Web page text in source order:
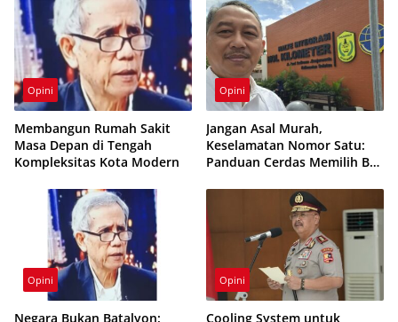
Opini
Membangun Rumah Sakit
Masa Depan di Tengah
Kompleksitas Kota Modern
Opini
Jangan Asal Murah,
Keselamatan Nomor Satu:
Panduan Cerdas Memilih Bus
Sekolah
Opini
Negara Bukan Batalyon:
Opini
Cooling System untuk